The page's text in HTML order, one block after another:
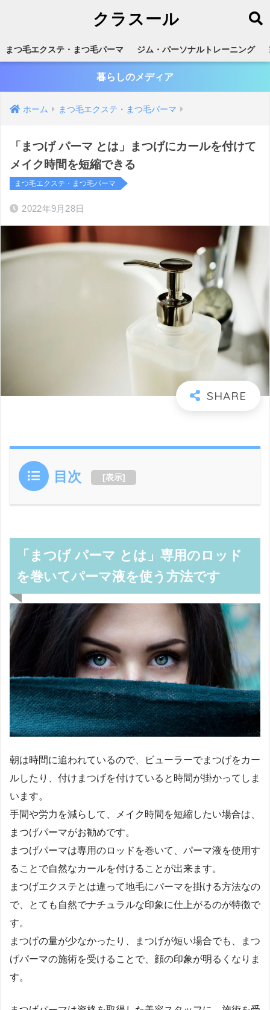
クラスール
まつ毛エクステ・まつ毛パーマ ジム・パーソナルトレーニング
暮らしのメディア
ホーム まつ毛エクステ・まつ毛パーマ
「まつげ パーマ とは」まつげにカールを付けて
メイク時間を短縮できる
まつ毛エクステ・まつ毛パーマ
2022年9月28日
目次 [表示]
「まつげ パーマ とは」専用のロッド
を巻いてパーマ液を使う方法です
朝は時間に追われているので、ビューラーでまつげをカー
ルしたり、付けまつげを付けていると時間が掛かってしま
います。
手間や労力を減らして、メイク時間を短縮したい場合は、
まつげパーマがお勧めです。
まつげパーマは専用のロッドを巻いて、パーマ液を使用す
ることで自然なカールを付けることが出来ます。
まつげエクステとは違って地毛にパーマを掛ける方法なの
で、とても自然でナチュラルな印象に仕上がるのが特徴で
す。
まつげの量が少なかったり、まつげが短い場合でも、まつ
げパーマの施術を受けることで、顔の印象が明るくなりま
す。